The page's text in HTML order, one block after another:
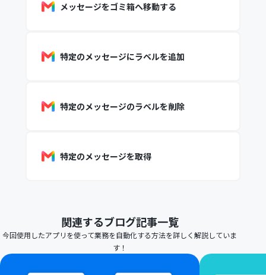
メッセージをゴミ箱へ移動する
特定のメッセージにラベルを追加
特定のメッセージのラベルを削除
特定のメッセージを取得
関連するブログ記事一覧
今回使用したアプリを使って業務を自動化する方法を詳しく解説していま
す！